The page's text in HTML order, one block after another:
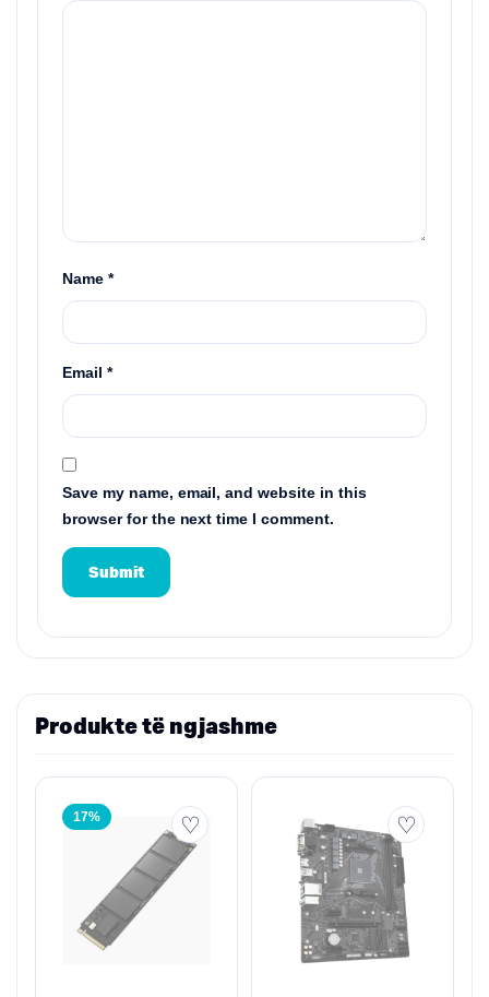
Name *
Email *
Save my name, email, and website in this
browser for the next time I comment.
Produkte të ngjashme
17%